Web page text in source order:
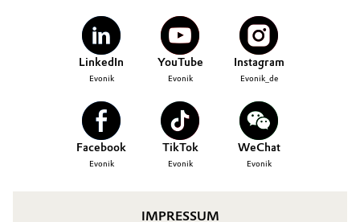
LinkedIn
Evonik
YouTube
Evonik
Instagram
Evonik_de
Facebook
Evonik
TikTok
Evonik
WeChat
Evonik
IMPRESSUM